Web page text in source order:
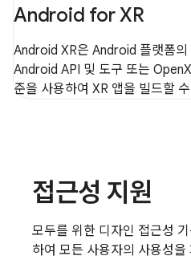
Android for XR
Android XR은 Android 플랫폼의
Android API 및 도구 또는
준을 사용하여 XR 앱을 빌드할
접근성 지원
모두를 위한 디자인 접근성
하여 모든 사용자의 사용성을